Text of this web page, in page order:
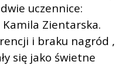
uczennice:
Kamila Zientarska.
i braku nagród ,
się jako świetne